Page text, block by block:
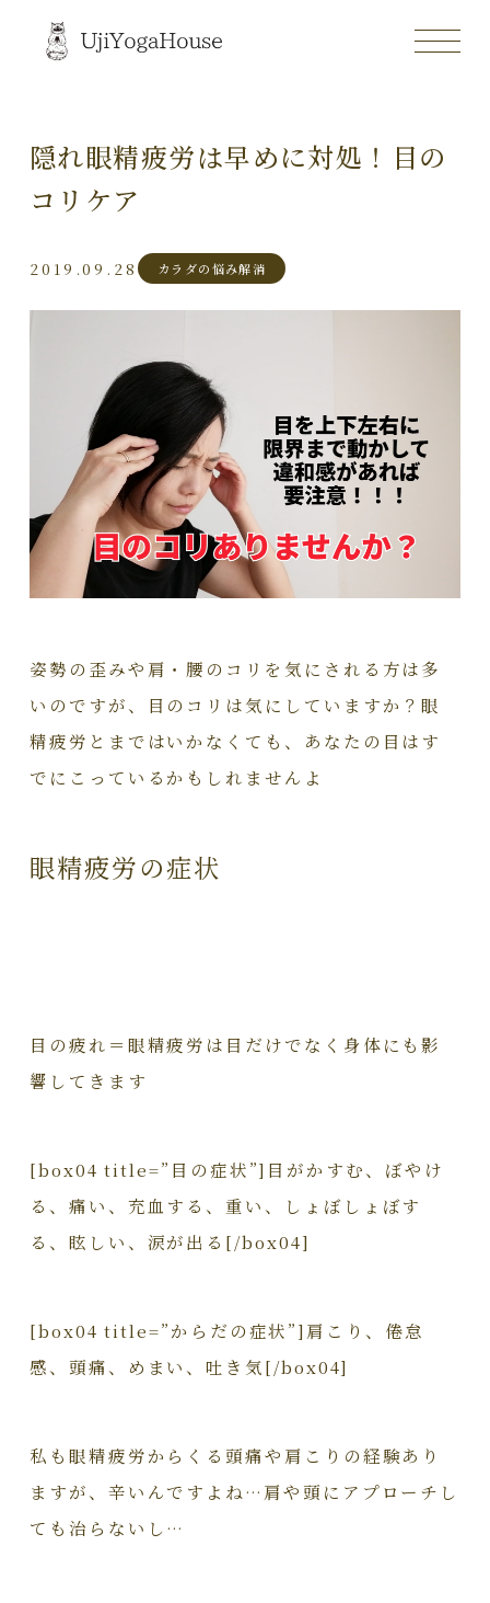
隠れ眼精疲労は早めに対処！目の
コリケア
2019.09.28 カラダの悩み解消
姿勢の歪みや肩・腰のコリを気にされる方は多
いのですが、目のコリは気にしていますか？眼
精疲労とまではいかなくても、あなたの目はす
でにこっているかもしれませんよ
眼精疲労の症状
目の疲れ＝眼精疲労は目だけでなく身体にも影
響してきます
[box04 title=”目の症状”]目がかすむ、ぼやけ
る、痛い、充血する、重い、しょぼしょぼす
る、眩しい、涙が出る[/box04]
[box04 title=”からだの症状”]肩こり、倦怠
感、頭痛、めまい、吐き気[/box04]
私も眼精疲労からくる頭痛や肩こりの経験あり
ますが、辛いんですよね…肩や頭にアプローチし
ても治らないし…